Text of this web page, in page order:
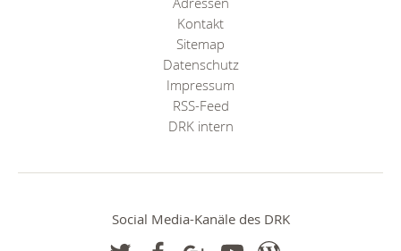
Kontakt
Sitemap
Datenschutz
Impressum
RSS-Feed
DRK intern
Social Media-Kanäle des DRK